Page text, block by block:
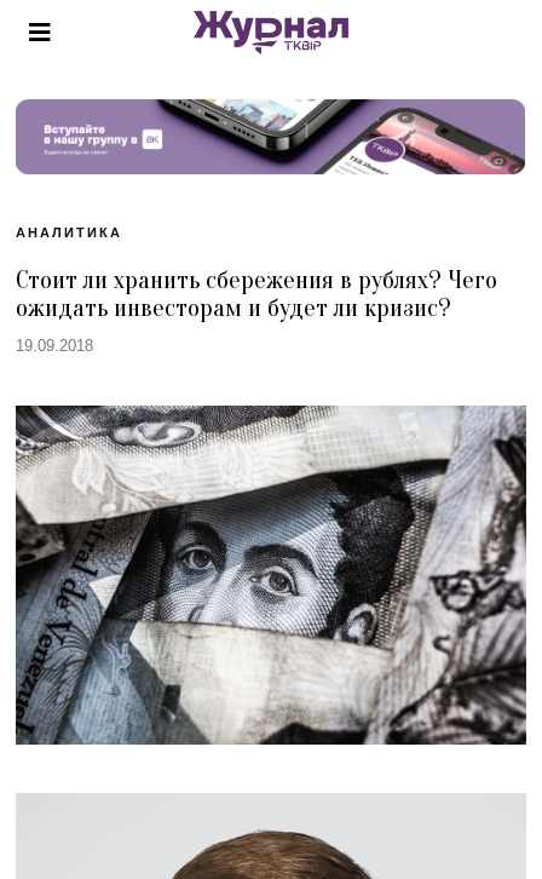
АНАЛИТИКА
Стоит ли хранить сбережения в рублях? Чего
ожидать инвесторам и будет ли кризис?
19.09.2018